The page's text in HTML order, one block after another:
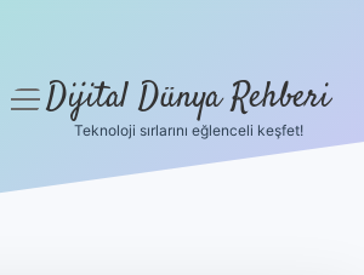
menüyüDijital Dünya Rehberi
Teknoloji sırlarını eğlenceli keşfet!